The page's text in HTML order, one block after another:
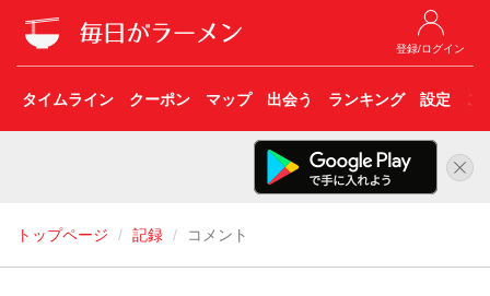
登録/ログイン
タイムライン クーポン マップ 出会う ランキング 設定 こ
トップページ 記録 コメント